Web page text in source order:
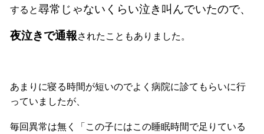
すると尋常じゃないくらい泣き叫んでいたので、
夜泣きで通報されたこともありました。
あまりに寝る時間が短いのでよく病院に診てもらいに行
っていましたが、
毎回異常は無く「この子にはこの睡眠時間で足りている